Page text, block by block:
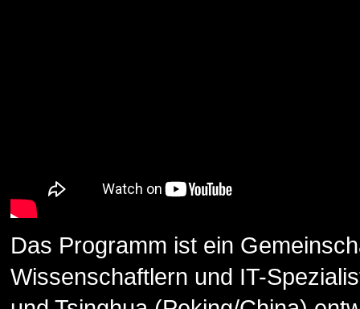
Das Programm ist ein
Wissenschaftlern und IT-